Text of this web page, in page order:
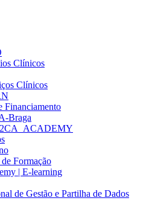
Clínicos
Clínicos
Financiamento
Braga
Formação
| E-learning
de Gestão e Partilha de Dados